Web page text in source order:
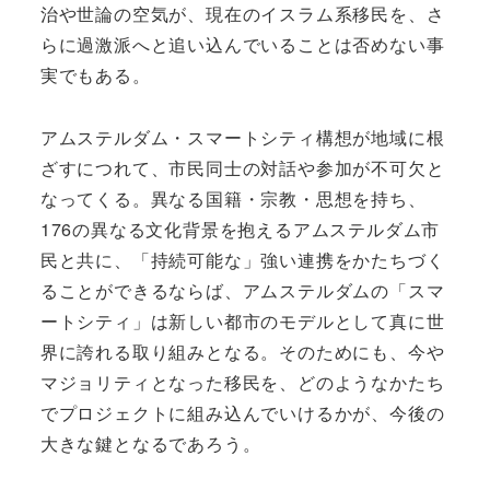
治や世論の空気が、現在のイスラム系移民を、さ
らに過激派へと追い込んでいることは否めない事
実でもある。
アムステルダム・スマートシティ構想が地域に根
ざすにつれて、市民同士の対話や参加が不可欠と
なってくる。異なる国籍・宗教・思想を持ち、
176の異なる文化背景を抱えるアムステルダム市
民と共に、「持続可能な」強い連携をかたちづく
ることができるならば、アムステルダムの「スマ
ートシティ」は新しい都市のモデルとして真に世
界に誇れる取り組みとなる。そのためにも、今や
マジョリティとなった移民を、どのようなかたち
でプロジェクトに組み込んでいけるかが、今後の
大きな鍵となるであろう。